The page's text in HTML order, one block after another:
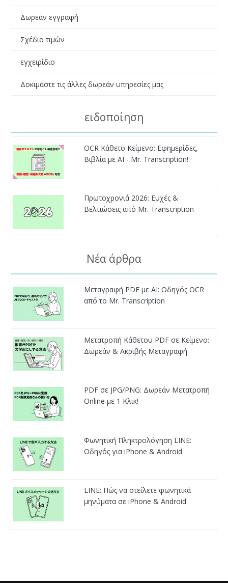
Δωρεάν εγγραφή
Σχέδιο τιμών
εγχειρίδιο
Δοκιμάστε τις άλλες δωρεάν υπηρεσίες μας
ειδοποίηση
OCR Κάθετο Κείμενο: Εφημερίδες,
Βιβλία με AI - Mr. Transcription!
Πρωτοχρονιά 2026: Ευχές &
Βελτιώσεις από Mr. Transcription
Νέα άρθρα
Μεταγραφή PDF με AI: Οδηγός OCR
από το Mr. Transcription
Μετατροπή Κάθετου PDF σε Κείμενο:
Δωρεάν & Ακριβής Μεταγραφή
PDF σε JPG/PNG: Δωρεάν Μετατροπή
Online με 1 Κλικ!
Φωνητική Πληκτρολόγηση LINE:
Οδηγός για iPhone & Android
LINE: Πώς να στείλετε φωνητικά
μηνύματα σε iPhone & Android